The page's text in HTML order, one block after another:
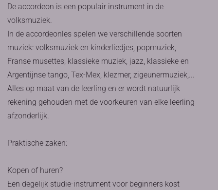
De accordeon is een populair instrument in de
volksmuziek.
In de accordeonles spelen we verschillende soorten
muziek: volksmuziek en kinderliedjes, popmuziek,
Franse musettes, klassieke muziek, jazz, klassieke en
Argentijnse tango, Tex-Mex, klezmer, zigeunermuziek,...
Alles op maat van de leerling en er wordt natuurlijk
rekening gehouden met de voorkeuren van elke leerling
afzonderlijk.
Praktische zaken:
Kopen of huren?
Een degelijk studie-instrument voor beginners kost